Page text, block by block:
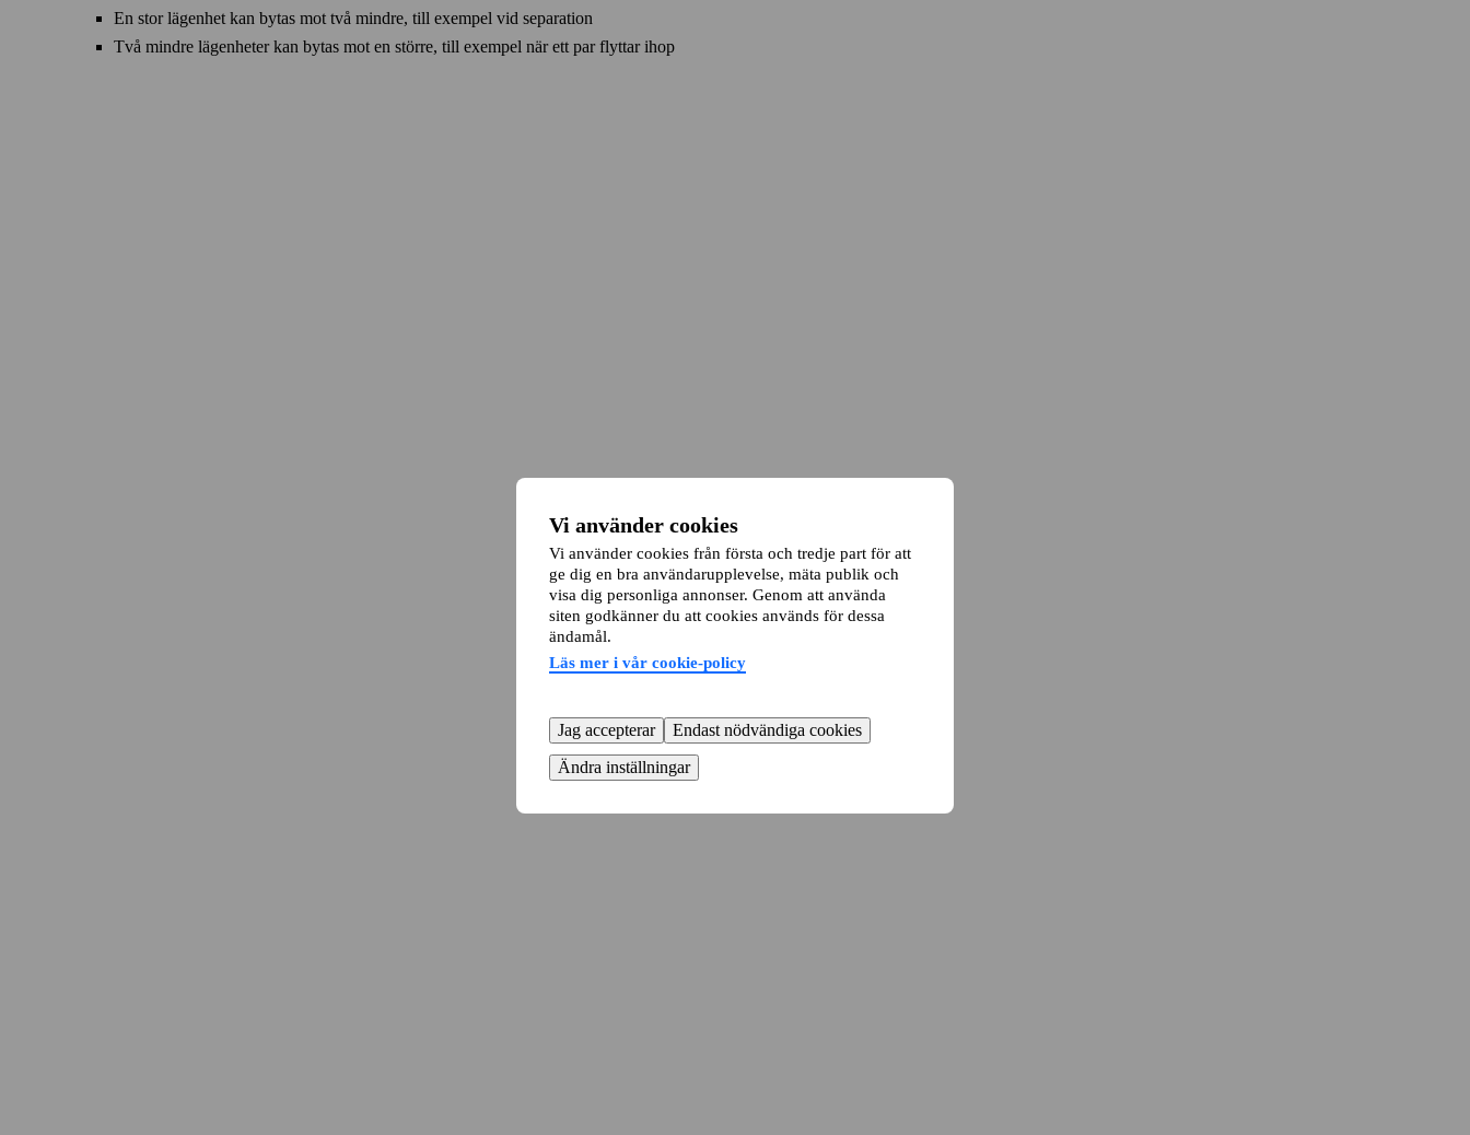
Vi använder cookies
Vi använder cookies från första och tredje part för att
ge dig en bra användarupplevelse, mäta publik och
visa dig personliga annonser. Genom att använda
siten godkänner du att cookies används för dessa
ändamål.
Läs mer i vår cookie-policy
Jag accepterar
Endast nödvändiga cookies
Ändra inställningar
En stor lägenhet kan bytas mot två mindre, till exempel vid separation
Två mindre lägenheter kan bytas mot en större, till exempel när ett par flyttar ihop